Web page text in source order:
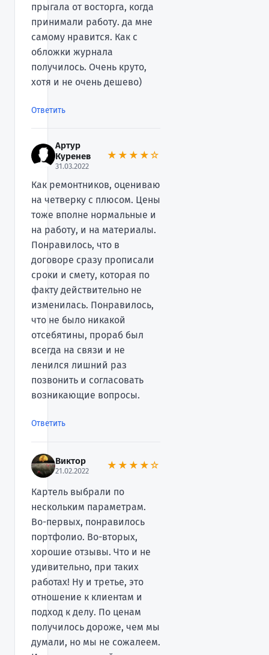
прыгала от восторга, когда
принимали работу. да мне
самому нравится. Как с
обложки журнала
получилось. Очень круто,
хотя и не очень дешево)
Ответить
Артур
Куренев
31.03.2022
★★★★☆
Как ремонтников, оцениваю
на четверку с плюсом. Цены
тоже вполне нормальные и
на работу, и на материалы.
Понравилось, что в
договоре сразу прописали
сроки и смету, которая по
факту действительно не
изменилась. Понравилось,
что не было никакой
отсебятины, прораб был
всегда на связи и не
ленился лишний раз
позвонить и согласовать
возникающие вопросы.
Ответить
Виктор
21.02.2022 ★★★★☆
Картель выбрали по
нескольким параметрам.
Во-первых, понравилось
портфолио. Во-вторых,
хорошие отзывы. Что и не
удивительно, при таких
работах! Ну и третье, это
отношение к клиентам и
подход к делу. По ценам
получилось дороже, чем мы
думали, но мы не сожалеем.